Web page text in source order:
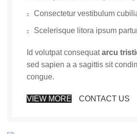
Consectetur vestibulum
Scelerisque litora ipsum
Id volutpat consequatarcu
sed sapien a a sagittis sit
congue.
VIEW MORE CONTACT US